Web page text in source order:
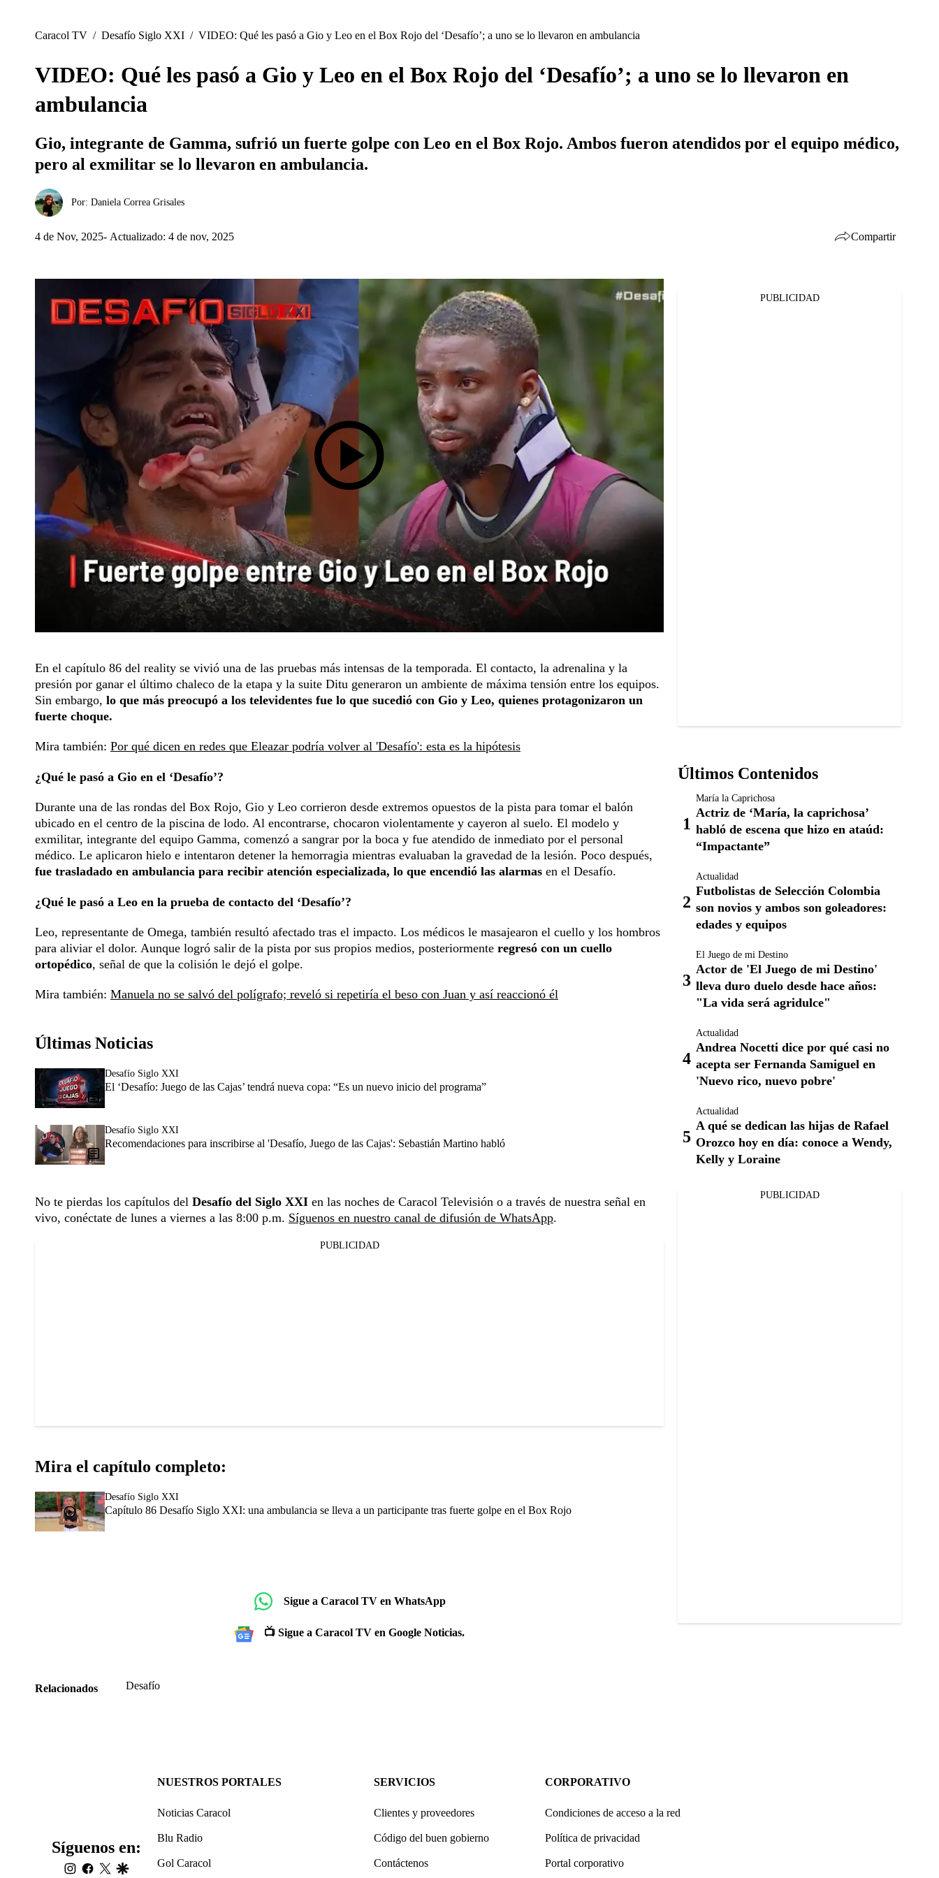
Caracol TV / Desafío Siglo XXI / VIDEO: Qué les pasó a Gio y Leo en el Box Rojo del ‘Desafío’; a uno se lo llevaron en ambulancia
VIDEO: Qué les pasó a Gio y Leo en el Box Rojo del ‘Desafío’; a uno se lo llevaron en
ambulancia
Gio, integrante de Gamma, sufrió un fuerte golpe con Leo en el Box Rojo. Ambos fueron atendidos por el equipo médico,
pero al exmilitar se lo llevaron en ambulancia.
Por: Daniela Correa Grisales
4 de Nov, 2025 Actualizado: 4 de nov, 2025 Compartir
En el capítulo 86 del reality se vivió una de las pruebas más intensas de la temporada. El contacto, la adrenalina y la
presión por ganar el último chaleco de la etapa y la suite Ditu generaron un ambiente de máxima tensión entre los equipos.
Sin embargo, lo que más preocupó a los televidentes fue lo que sucedió con Gio y Leo, quienes protagonizaron un
fuerte choque.
Mira también: Por qué dicen en redes que Eleazar podría volver al 'Desafío': esta es la hipótesis
¿Qué le pasó a Gio en el ‘Desafío’?
Durante una de las rondas del Box Rojo, Gio y Leo corrieron desde extremos opuestos de la pista para tomar el balón
ubicado en el centro de la piscina de lodo. Al encontrarse, chocaron violentamente y cayeron al suelo. El modelo y
exmilitar, integrante del equipo Gamma, comenzó a sangrar por la boca y fue atendido de inmediato por el personal
médico. Le aplicaron hielo e intentaron detener la hemorragia mientras evaluaban la gravedad de la lesión. Poco después,
fue trasladado en ambulancia para recibir atención especializada, lo que encendió las alarmas en el Desafío.
¿Qué le pasó a Leo en la prueba de contacto del ‘Desafío’?
Leo, representante de Omega, también resultó afectado tras el impacto. Los médicos le masajearon el cuello y los hombros
para aliviar el dolor. Aunque logró salir de la pista por sus propios medios, posteriormente regresó con un cuello
ortopédico, señal de que la colisión le dejó el golpe.
Mira también: Manuela no se salvó del polígrafo; reveló si repetiría el beso con Juan y así reaccionó él
Últimas Noticias
Desafío Siglo XXI
El ‘Desafío: Juego de las Cajas’ tendrá nueva copa: “Es un nuevo inicio del programa”
Desafío Siglo XXI
Recomendaciones para inscribirse al 'Desafío, Juego de las Cajas': Sebastián Martino habló
No te pierdas los capítulos del Desafío del Siglo XXI en las noches de Caracol Televisión o a través de nuestra señal en
vivo, conéctate de lunes a viernes a las 8:00 p.m. Síguenos en nuestro canal de difusión de WhatsApp.
PUBLICIDAD
Mira el capítulo completo:
Desafío Siglo XXI
Capítulo 86 Desafío Siglo XXI: una ambulancia se lleva a un participante tras fuerte golpe en el Box Rojo
Sigue a Caracol TV en WhatsApp
📺 Sigue a Caracol TV en Google Noticias.
Relacionados Desafío
PUBLICIDAD
Últimos Contenidos
María la Caprichosa
Actriz de ‘María, la caprichosa’
habló de escena que hizo en ataúd:
“Impactante”
Actualidad
Futbolistas de Selección Colombia
son novios y ambos son goleadores:
edades y equipos
El Juego de mi Destino
Actor de 'El Juego de mi Destino'
lleva duro duelo desde hace años:
"La vida será agridulce"
Actualidad
Andrea Nocetti dice por qué casi no
acepta ser Fernanda Samiguel en
'Nuevo rico, nuevo pobre'
Actualidad
A qué se dedican las hijas de Rafael
Orozco hoy en día: conoce a Wendy,
Kelly y Loraine
PUBLICIDAD
Síguenos en:
instagram
facebook
twittergoogle
NUESTROS PORTALES
Noticias Caracol
Blu Radio
Gol Caracol
SERVICIOS
Clientes y proveedores
Código del buen gobierno
Contáctenos
CORPORATIVO
Condiciones de acceso a la red
Política de privacidad
Portal corporativo